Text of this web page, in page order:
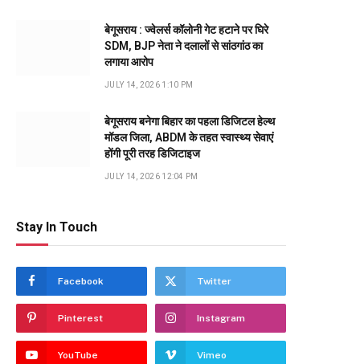
बेगूसराय : ज्वेलर्स कॉलोनी गेट हटाने पर घिरे
SDM, BJP नेता ने दलालों से सांठगांठ का
लगाया आरोप
JULY 14, 2026 1:10 PM
बेगूसराय बनेगा बिहार का पहला डिजिटल हेल्थ
मॉडल जिला, ABDM के तहत स्वास्थ्य सेवाएं
होंगी पूरी तरह डिजिटाइज
JULY 14, 2026 12:04 PM
Stay In Touch
Facebook Twitter
Pinterest Instagram
YouTube Vimeo